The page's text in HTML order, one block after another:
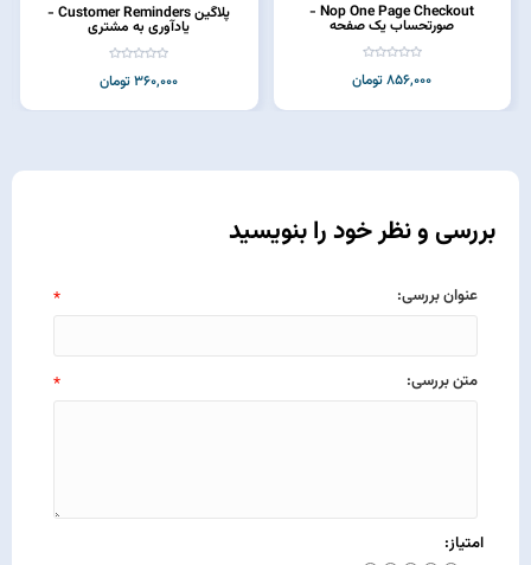
Nop One Page Checkout -
صورتحساب یک صفحه
856,000 تومان
پلاگین Customer Reminders -
یادآوری به مشتری
360,000 تومان
بررسی و نظر خود را بنویسید
عنوان بررسی: *
متن بررسی: *
امتیاز: